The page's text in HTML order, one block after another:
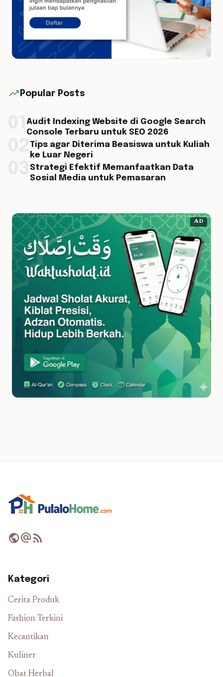
trending_up Popular Posts
Audit Indexing Website di Google Search
Console Terbaru untuk SEO 2026
Tips agar Diterima Beasiswa untuk Kuliah
ke Luar Negeri
Strategi Efektif Memanfaatkan Data
Sosial Media untuk Pemasaran
AD
publicalternate_emailrss_feed
Kategori
Cerita Produk
Fashion Terkini
Kecantikan
Kuliner
Obat Herbal